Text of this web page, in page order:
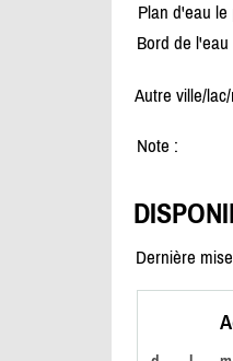
Plan d'eau le
Bord de l'eau
Autre ville/
Note :
Dernière